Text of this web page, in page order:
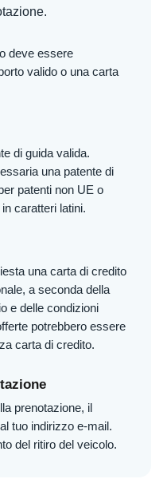
deve essere
valido o una carta
di guida valida.
una patente di
patenti non UE o
caratteri latini.
una carta di credito
a seconda della
e delle condizioni
potrebbero essere
carta di credito.
prenotazione, il
tuo indirizzo e-mail.
del ritiro del veicolo.